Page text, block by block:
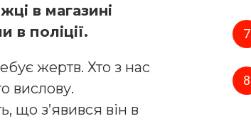
в магазині
в поліції.
жертв. Хто з нас
вислову.
що з’явився він в